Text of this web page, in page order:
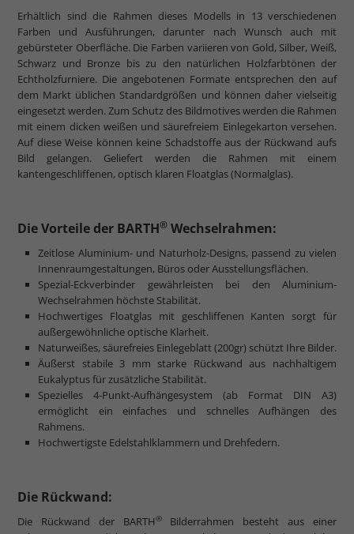
Erhältlich sind die Rahmen dieses Modells in 13 verschiedenen
Farben und Ausführungen, darunter nach Wunsch auch mit
gebürsteter Oberfläche. Die Farben variieren von Gold, Silber, Weiß,
Schwarz und Bronze bis zu den natürlichen Holzfarbtönen der
Echtholzfurniere. Die angebotenen Formate entsprechen den auf
dem Markt üblichen Standardgrößen und können daher vielseitig
eingesetzt werden. Zum Schutz des Bildmotives werden die Rahmen
mit einem dicken weißen und säurefreiem Einlegekarton versehen.
Auf diese Weise können keine Schadstoffe aus der Rückwand aufs
Bild gelangen. Geliefert werden die Rahmen mit einem
kantengeschliffenen, optisch klaren Floatglas (Normalglas).
Die Vorteile der BARTH® Wechselrahmen:
Zeitlose Aluminium- und Naturholz-Designs, passend zu vielen
Innenraumgestaltungen, Büros oder Ausstellungsflächen.
Spezial-Eckverbinder gewährleisten bei den Aluminium-
Wechselrahmen höchste Stabilität.
Hochwertiges Floatglas mit geschliffenen Kanten sorgt für
außergewöhnliche optische Klarheit.
Naturweißes, säurefreies Einlegeblatt (200gr) schützt Ihre Bilder.
Äußerst stabile 3 mm starke Rückwand aus nachhaltigem
Eukalyptus für zusätzliche Stabilität.
Spezielles 4-Punkt-Aufhängesystem (ab Format DIN A3)
ermöglicht ein einfaches und schnelles Aufhängen des
Rahmens.
Hochwertigste Edelstahlklammern und Drehfedern.
Die Rückwand:
Die Rückwand der BARTH®Bilderrahmen besteht aus einer